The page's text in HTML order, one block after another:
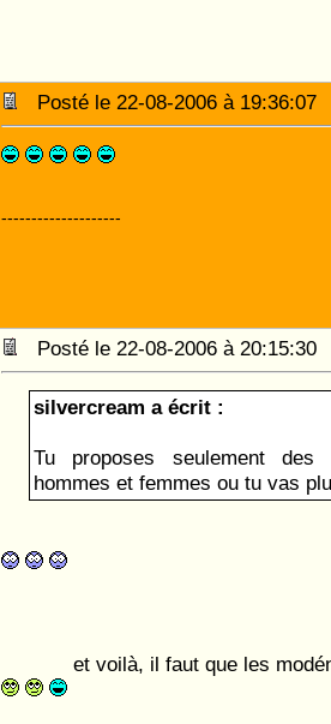
Posté le 22-08-2006 à
--------------------
Posté le 22-08-2006 à
silvercream a écrit :
Tu proposes seulement des
hommes et femmes ou tu vas
et voilà, il faut que les